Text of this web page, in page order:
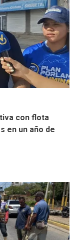
con flota
en un año de